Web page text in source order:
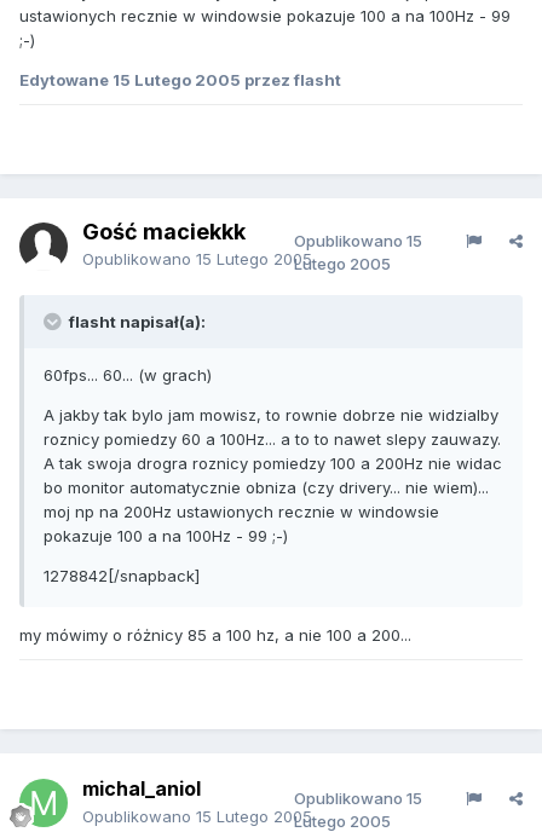
ustawionych recznie w windowsie pokazuje 100 a na 100Hz - 99
;-)
Edytowane 15 Lutego 2005 przez flasht
Gość maciekkk
Opublikowano 15 Lutego 2005
Opublikowano 15
Lutego 2005
flasht napisał(a):
60fps... 60... (w grach)
A jakby tak bylo jam mowisz, to rownie dobrze nie widzialby
roznicy pomiedzy 60 a 100Hz... a to to nawet slepy zauwazy.
A tak swoja drogra roznicy pomiedzy 100 a 200Hz nie widac
bo monitor automatycznie obniza (czy drivery... nie wiem)...
moj np na 200Hz ustawionych recznie w windowsie
pokazuje 100 a na 100Hz - 99 ;-)
1278842[/snapback]
my mówimy o różnicy 85 a 100 hz, a nie 100 a 200...
michal_aniol
Opublikowano 15 Lutego 2005
Opublikowano 15
Lutego 2005